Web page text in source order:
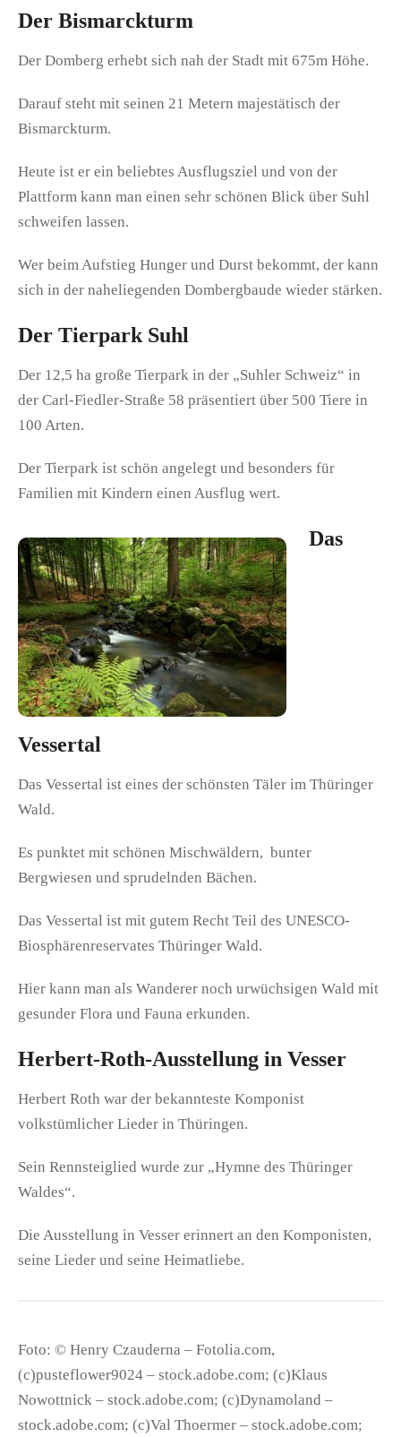
Der Bismarckturm
Der Domberg erhebt sich nah der Stadt mit 675m Höhe.
Darauf steht mit seinen 21 Metern majestätisch der
Bismarckturm.
Heute ist er ein beliebtes Ausflugsziel und von der
Plattform kann man einen sehr schönen Blick über Suhl
schweifen lassen.
Wer beim Aufstieg Hunger und Durst bekommt, der kann
sich in der naheliegenden Dombergbaude wieder stärken.
Der Tierpark Suhl
Der 12,5 ha große Tierpark in der „Suhler Schweiz“ in
der Carl-Fiedler-Straße 58 präsentiert über 500 Tiere in
100 Arten.
Der Tierpark ist schön angelegt und besonders für
Familien mit Kindern einen Ausflug wert.
Das
Vessertal
Das Vessertal ist eines der schönsten Täler im Thüringer
Wald.
Es punktet mit schönen Mischwäldern, bunter
Bergwiesen und sprudelnden Bächen.
Das Vessertal ist mit gutem Recht Teil des UNESCO-
Biosphärenreservates Thüringer Wald.
Hier kann man als Wanderer noch urwüchsigen Wald mit
gesunder Flora und Fauna erkunden.
Herbert-Roth-Ausstellung in Vesser
Herbert Roth war der bekannteste Komponist
volkstümlicher Lieder in Thüringen.
Sein Rennsteiglied wurde zur „Hymne des Thüringer
Waldes“.
Die Ausstellung in Vesser erinnert an den Komponisten,
seine Lieder und seine Heimatliebe.
Foto: © Henry Czauderna – Fotolia.com,
(c)pusteflower9024 – stock.adobe.com; (c)Klaus
Nowottnick – stock.adobe.com; (c)Dynamoland –
stock.adobe.com; (c)Val Thoermer – stock.adobe.com;